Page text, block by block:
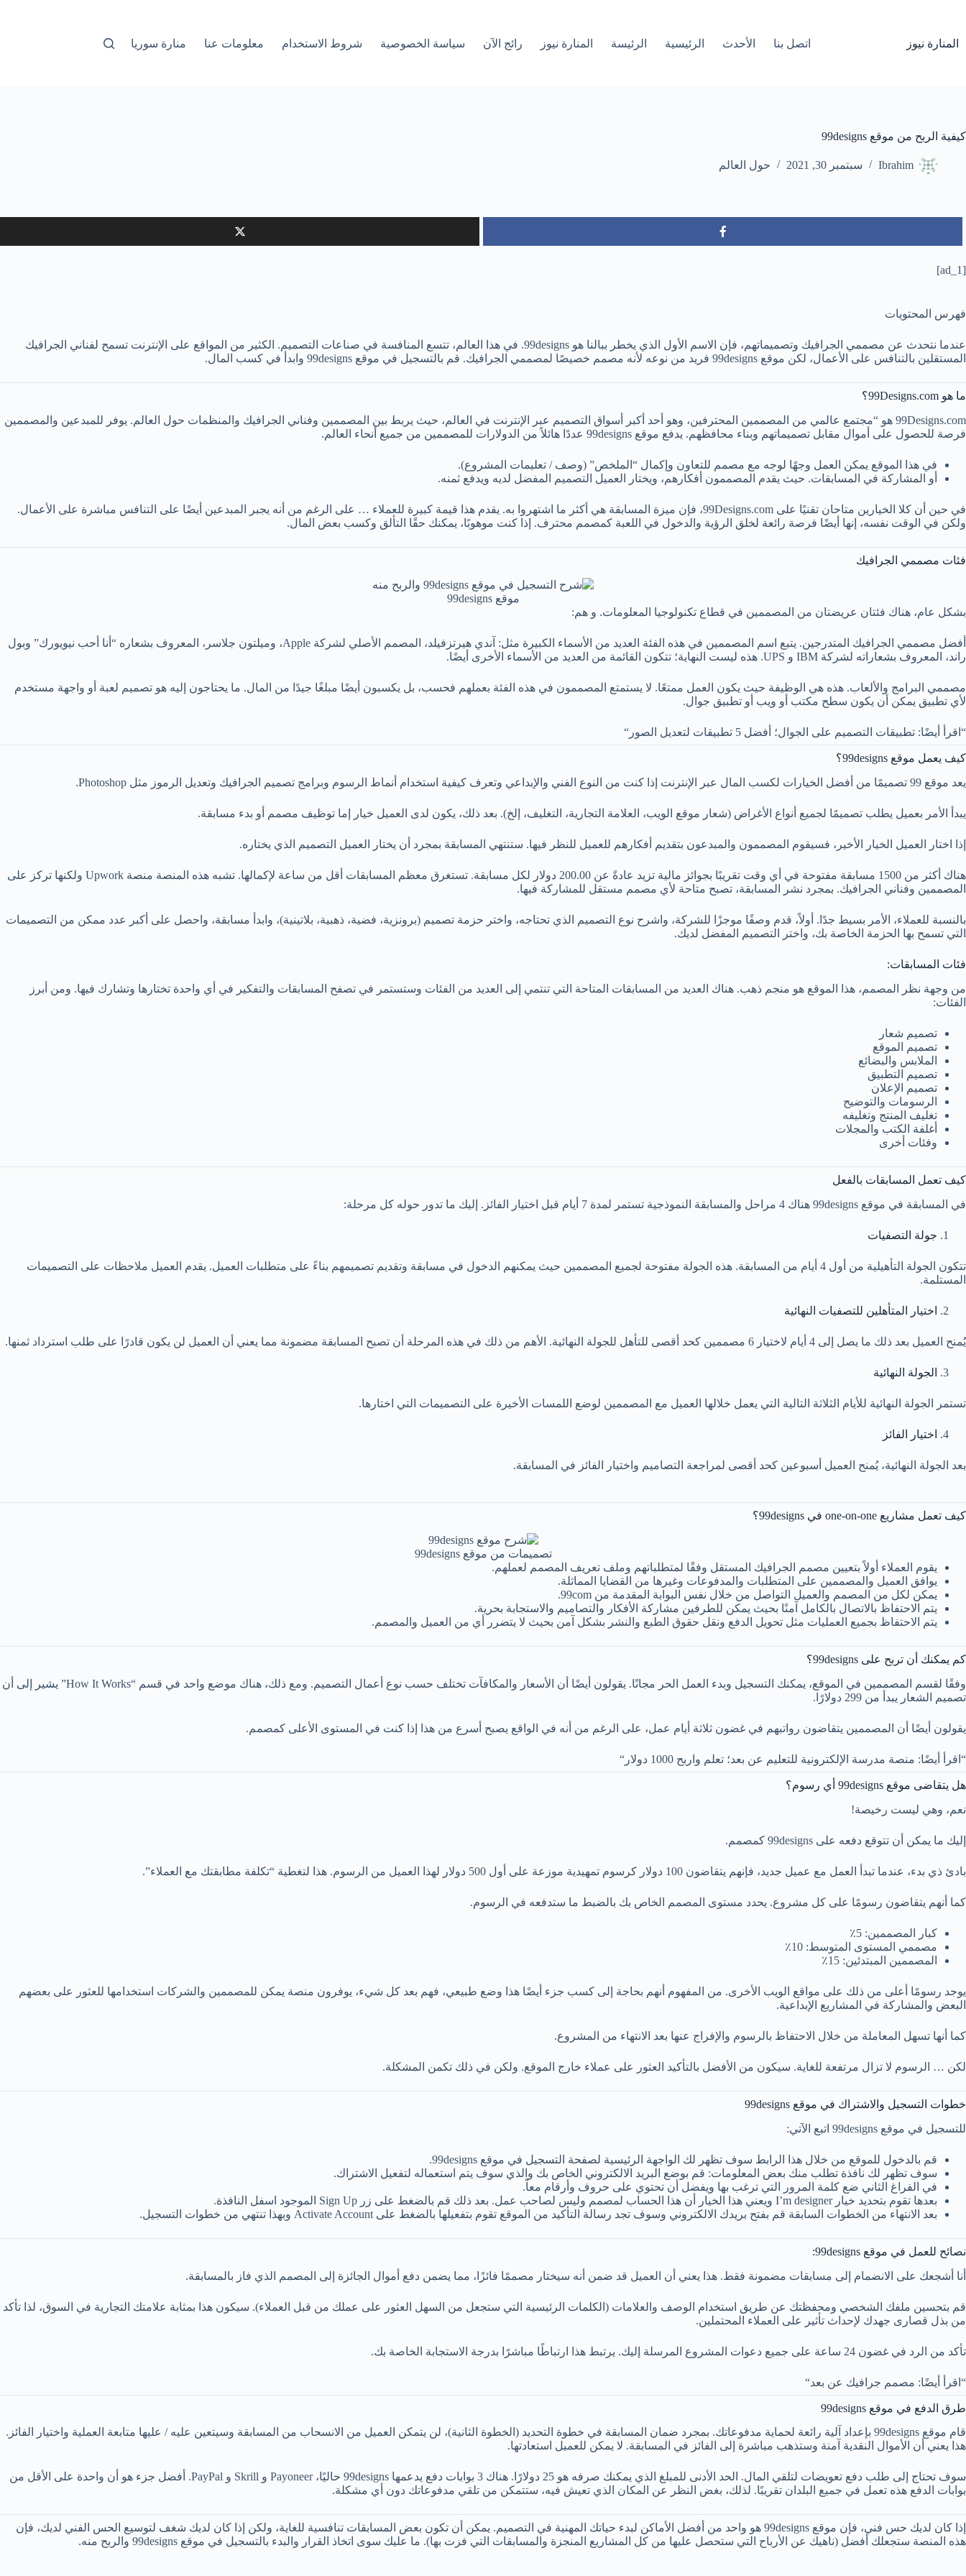
المنارة نيوز اتصل بنا الأحدث الرئيسية الرئیسة المنارة نيوز رائج الآن سياسة الخصوصية شروط الاستخدام معلومات عنا منارة سوريا
كيفية الربح من موقع 99designs
Ibrahim سبتمبر 30, 2021 حول العالم
[ad_1]
فهرس المحتويات
عندما نتحدث عن مصممي الجرافيك وتصميماتهم، فإن الاسم الأول الذي يخطر ببالنا هو 99designs. في هذا العالم، تتسع المنافسة في صناعات التصميم. الكثير من المواقع على الإنترنت تسمح لفناني الجرافيك
المستقلين بالتنافس على الأعمال، لكن موقع 99designs فريد من نوعه لأنه مصمم خصيصًا لمصممي الجرافيك. قم بالتسجيل في موقع 99designs وابدأ في كسب المال.
ما هو 99Designs.com؟
99Designs.com هو “مجتمع عالمي من المصممين المحترفين، وهو أحد أكبر أسواق التصميم عبر الإنترنت في العالم، حيث يربط بين المصممين وفناني الجرافيك والمنظمات حول العالم. يوفر للمبدعين والمصممين
فرصة للحصول على أموال مقابل تصميماتهم وبناء محافظهم. يدفع موقع 99designs عددًا هائلاً من الدولارات للمصممين من جميع أنحاء العالم.
في هذا الموقع يمكن العمل وجهًا لوجه مع مصمم للتعاون وإكمال “الملخص” (وصف / تعليمات المشروع).
أو المشاركة في المسابقات. حيث يقدم المصممون أفكارهم، ويختار العميل التصميم المفضل لديه ويدفع ثمنه.
في حين أن كلا الخيارين متاحان تقنيًا على 99Designs.com، فإن ميزة المسابقة هي أكثر ما اشتهروا به. يقدم هذا قيمة كبيرة للعملاء … على الرغم من أنه يجبر المبدعين أيضًا على التنافس مباشرة على الأعمال.
ولكن في الوقت نفسه، إنها أيضًا فرصة رائعة لخلق الرؤية والدخول في اللعبة كمصمم محترف. إذا كنت موهوبًا، يمكنك حقًا التألق وكسب بعض المال.
فئات مصممي الجرافيك
موقع 99designs
بشكل عام، هناك فئتان عريضتان من المصممين في قطاع تكنولوجيا المعلومات. و هم:
أفضل مصممي الجرافيك المتدرجين. يتبع اسم المصممين في هذه الفئة العديد من الأسماء الكبيرة مثل: آندي هيرتزفيلد، المصمم الأصلي لشركة Apple، وميلتون جلاسر، المعروف بشعاره “أنا أحب نيويورك” وبول
راند، المعروف بشعاراته لشركة IBM و UPS. هذه ليست النهاية؛ تتكون القائمة من العديد من الأسماء الأخرى أيضًا.
مصممي البرامج والألعاب. هذه هي الوظيفة حيث يكون العمل ممتعًا. لا يستمتع المصممون في هذه الفئة بعملهم فحسب، بل يكسبون أيضًا مبلغًا جيدًا من المال. ما يحتاجون إليه هو تصميم لعبة أو واجهة مستخدم
لأي تطبيق يمكن أن يكون سطح مكتب أو ويب أو تطبيق جوال.
“اقرأ أيضًا: تطبيقات التصميم على الجوال؛ أفضل 5 تطبيقات لتعديل الصور“
كيف يعمل موقع 99designs؟
يعد موقع 99 تصميمًا من أفضل الخيارات لكسب المال عبر الإنترنت إذا كنت من النوع الفني والإبداعي وتعرف كيفية استخدام أنماط الرسوم وبرامج تصميم الجرافيك وتعديل الرموز مثل Photoshop.
يبدأ الأمر بعميل يطلب تصميمًا لجميع أنواع الأغراض (شعار موقع الويب، العلامة التجارية، التغليف، إلخ). بعد ذلك، يكون لدى العميل خيار إما توظيف مصمم أو بدء مسابقة.
إذا اختار العميل الخيار الأخير، فسيقوم المصممون والمبدعون بتقديم أفكارهم للعميل للنظر فيها. ستنتهي المسابقة بمجرد أن يختار العميل التصميم الذي يختاره.
هناك أكثر من 1500 مسابقة مفتوحة في أي وقت تقريبًا بجوائز مالية تزيد عادةً عن 200.00 دولار لكل مسابقة. تستغرق معظم المسابقات أقل من ساعة لإكمالها. تشبه هذه المنصة منصة Upwork ولكنها تركز على
المصممين وفناني الجرافيك. بمجرد نشر المسابقة، تصبح متاحة لأي مصمم مستقل للمشاركة فيها.
بالنسبة للعملاء، الأمر بسيط جدًا. أولاً، قدم وصفًا موجزًا ​​للشركة، واشرح نوع التصميم الذي تحتاجه، واختر حزمة تصميم (برونزية، فضية، ذهبية، بلاتينية)، وابدأ مسابقة، واحصل على أكبر عدد ممكن من التصميمات
التي تسمح بها الحزمة الخاصة بك، واختر التصميم المفضل لديك.
فئات المسابقات:
من وجهة نظر المصمم، هذا الموقع هو منجم ذهب. هناك العديد من المسابقات المتاحة التي تنتمي إلى العديد من الفئات وستستمر في تصفح المسابقات والتفكير في أي واحدة تختارها وتشارك فيها. ومن أبرز
الفئات:
تصميم شعار
تصميم الموقع
الملابس والبضائع
تصميم التطبيق
تصميم الإعلان
الرسومات والتوضيح
تغليف المنتج وتغليفه
أغلفة الكتب والمجلات
وفئات أخرى
كيف تعمل المسابقات بالفعل
في المسابقة في موقع 99designs هناك 4 مراحل والمسابقة النموذجية تستمر لمدة 7 أيام قبل اختيار الفائز. إليك ما تدور حوله كل مرحلة:
جولة التصفيات
تتكون الجولة التأهيلية من أول 4 أيام من المسابقة. هذه الجولة مفتوحة لجميع المصممين حيث يمكنهم الدخول في مسابقة وتقديم تصميمهم بناءً على متطلبات العميل. يقدم العميل ملاحظات على التصميمات
المستلمة.
اختيار المتأهلين للتصفيات النهائية
يُمنح العميل بعد ذلك ما يصل إلى 4 أيام لاختيار 6 مصممين كحد أقصى للتأهل للجولة النهائية. الأهم من ذلك في هذه المرحلة أن تصبح المسابقة مضمونة مما يعني أن العميل لن يكون قادرًا على طلب استرداد ثمنها.
الجولة النهائية
تستمر الجولة النهائية للأيام الثلاثة التالية التي يعمل خلالها العميل مع المصممين لوضع اللمسات الأخيرة على التصميمات التي اختارها.
اختيار الفائز
بعد الجولة النهائية، يُمنح العميل أسبوعين كحد أقصى لمراجعة التصاميم واختيار الفائز في المسابقة.
كيف تعمل مشاريع one-on-one في 99designs؟
تصميمات من موقع 99designs
يقوم العملاء أولاً بتعيين مصمم الجرافيك المستقل وفقًا لمتطلباتهم وملف تعريف المصمم لعملهم.
يوافق العميل والمصممين على المتطلبات والمدفوعات وغيرها من القضايا المماثلة.
يمكن لكل من المصمم والعميل التواصل من خلال نفس البوابة المقدمة من 99com.
يتم الاحتفاظ بالاتصال بالكامل آمنًا بحيث يمكن للطرفين مشاركة الأفكار والتصاميم والاستجابة بحرية.
يتم الاحتفاظ بجميع العمليات مثل تحويل الدفع ونقل حقوق الطبع والنشر بشكل آمن بحيث لا يتضرر أي من العميل والمصمم.
كم يمكنك أن تربح على 99designs؟
وفقًا لقسم المصممين في الموقع، يمكنك التسجيل وبدء العمل الحر مجانًا. يقولون أيضًا أن الأسعار والمكافآت تختلف حسب نوع أعمال التصميم. ومع ذلك، هناك موضع واحد في قسم “How It Works” يشير إلى أن
تصميم الشعار يبدأ من 299 دولارًا.
يقولون أيضًا أن المصممين يتقاضون رواتبهم في غضون ثلاثة أيام عمل، على الرغم من أنه في الواقع يصبح أسرع من هذا إذا كنت في المستوى الأعلى كمصمم.
“اقرأ أيضًا: منصة مدرسة الإلكترونية للتعليم عن بعد؛ تعلم واربح 1000 دولار“
هل يتقاضى موقع 99designs أي رسوم؟
نعم، وهي ليست رخيصة!
إليك ما يمكن أن تتوقع دفعه على 99designs كمصمم.
بادئ ذي بدء، عندما تبدأ العمل مع عميل جديد، فإنهم يتقاضون 100 دولار كرسوم تمهيدية موزعة على أول 500 دولار لهذا العميل من الرسوم. هذا لتغطية “تكلفة مطابقتك مع العملاء”.
كما أنهم يتقاضون رسومًا على كل مشروع. يحدد مستوى المصمم الخاص بك بالضبط ما ستدفعه في الرسوم.
كبار المصممين: 5٪
مصممي المستوى المتوسط: 10٪
المصممين المبتدئين: 15٪
يوجد رسومًا أعلى من ذلك على مواقع الويب الأخرى. من المفهوم أنهم بحاجة إلى كسب جزء أيضًا هذا وضع طبيعي، فهم بعد كل شيء، يوفرون منصة يمكن للمصممين والشركات استخدامها للعثور على بعضهم
البعض والمشاركة في المشاريع الإبداعية.
كما أنها تسهل المعاملة من خلال الاحتفاظ بالرسوم والإفراج عنها بعد الانتهاء من المشروع.
لكن … الرسوم لا تزال مرتفعة للغاية. سيكون من الأفضل بالتأكيد العثور على عملاء خارج الموقع. ولكن في ذلك تكمن المشكلة.
خطوات التسجيل والاشتراك في موقع 99designs
للتسجيل في موقع 99designs اتبع الآتي:
قم بالدخول للموقع من خلال هذا الرابط سوف تظهر لك الواجهة الرئيسية لصفحة التسجيل في موقع 99designs.
سوف تظهر لك نافذة تطلب منك بعض المعلومات: قم بوضع البريد الالكتروني الخاص بك والذي سوف يتم استعماله لتفعيل الاشتراك.
في الفراغ الثاني ضع كلمة المرور التي ترغب بها ويفضل أن تحتوي على حروف وأرقام معاً.
بعدها تقوم بتحديد خيار I’m designer ويعني هذا الخيار أن هذا الحساب لمصمم وليس لصاحب عمل. بعد ذلك قم بالضغط على زر Sign Up الموجود اسفل النافذة.
بعد الانتهاء من الخطوات السابقة قم بفتح بريدك الالكتروني وسوف تجد رسالة التأكيد من الموقع تقوم بتفعيلها بالضغط على Activate Account وبهذا تنتهي من خطوات التسجيل.
نصائح للعمل في موقع 99designs:
أنا أشجعك على الانضمام إلى مسابقات مضمونة فقط. هذا يعني أن العميل قد ضمن أنه سيختار مصممًا فائزًا، مما يضمن دفع أموال الجائزة إلى المصمم الذي فاز بالمسابقة.
قم بتحسين ملفك الشخصي ومحفظتك عن طريق استخدام الوصف والعلامات (الكلمات الرئيسية التي ستجعل من السهل العثور على عملك من قبل العملاء). سيكون هذا بمثابة علامتك التجارية في السوق، لذا تأكد
من بذل قصارى جهدك لإحداث تأثير على العملاء المحتملين.
تأكد من الرد في غضون 24 ساعة على جميع دعوات المشروع المرسلة إليك. يرتبط هذا ارتباطًا مباشرًا بدرجة الاستجابة الخاصة بك.
“اقرأ أيضًا: مصمم جرافيك عن بعد“
طرق الدفع في موقع 99designs
قام موقع 99designs بإعداد آلية رائعة لحماية مدفوعاتك. بمجرد ضمان المسابقة في خطوة التحديد (الخطوة الثانية)، لن يتمكن العميل من الانسحاب من المسابقة وسيتعين عليه / عليها متابعة العملية واختيار الفائز.
هذا يعني أن الأموال النقدية آمنة وستذهب مباشرة إلى الفائز في المسابقة. لا يمكن للعميل استعادتها.
سوف تحتاج إلى طلب دفع تعويضات لتلقي المال. الحد الأدنى للمبلغ الذي يمكنك صرفه هو 25 دولارًا. هناك 3 بوابات دفع يدعمها 99designs حاليًا، Payoneer و Skrill و PayPal. أفضل جزء هو أن واحدة على الأقل من
بوابات الدفع هذه تعمل في جميع البلدان تقريبًا. لذلك، بغض النظر عن المكان الذي تعيش فيه، ستتمكن من تلقي مدفوعاتك دون أي مشكلة.
إذا كان لديك حس فني، فإن موقع 99designs هو واحد من أفضل الأماكن لبدء حياتك المهنية في التصميم. يمكن أن تكون بعض المسابقات تنافسية للغاية، ولكن إذا كان لديك شغف لتوسيع الحس الفني لديك، فإن
هذه المنصة ستجعلك أفضل (ناهيك عن الأرباح التي ستحصل عليها من كل المشاريع المنجزة والمسابقات التي فزت بها). ما عليك سوى اتخاذ القرار والبدء بالتسجيل في موقع 99designs والربح منه.